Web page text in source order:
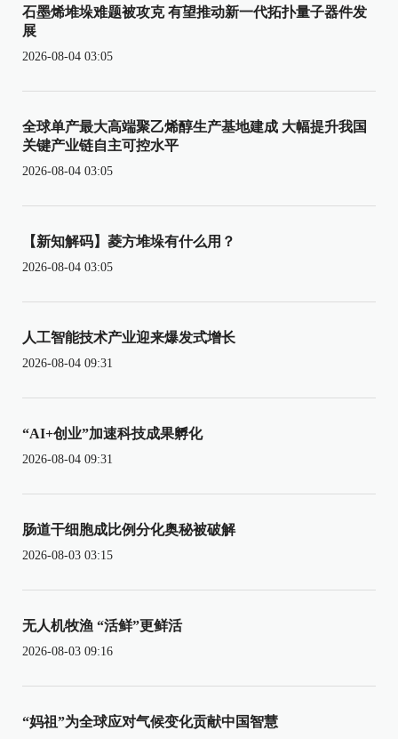
石墨烯堆垛难题被攻克 有望推动新一代拓扑量子器件发
展
2026-08-04 03:05
全球单产最大高端聚乙烯醇生产基地建成 大幅提升我国
关键产业链自主可控水平
2026-08-04 03:05
【新知解码】菱方堆垛有什么用？
2026-08-04 03:05
人工智能技术产业迎来爆发式增长
2026-08-04 09:31
“AI+创业”加速科技成果孵化
2026-08-04 09:31
肠道干细胞成比例分化奥秘被破解
2026-08-03 03:15
无人机牧渔 “活鲜”更鲜活
2026-08-03 09:16
“妈祖”为全球应对气候变化贡献中国智慧